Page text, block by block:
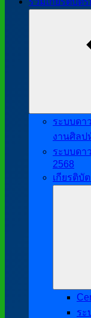
ระบบดา
งานศิลป
ระบบดา
2568
เกียรติบั
ระ